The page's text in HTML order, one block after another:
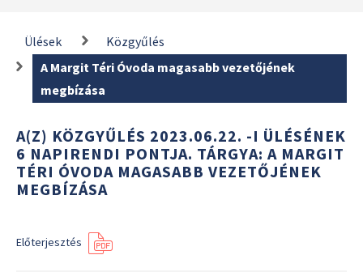
Ülések
Közgyűlés
A Margit Téri Óvoda magasabb vezetőjének
megbízása
A(Z) KÖZGYŰLÉS 2023.06.22. -I ÜLÉSÉNEK
6 NAPIRENDI PONTJA. TÁRGYA: A MARGIT
TÉRI ÓVODA MAGASABB VEZETŐJÉNEK
MEGBÍZÁSA
Előterjesztés